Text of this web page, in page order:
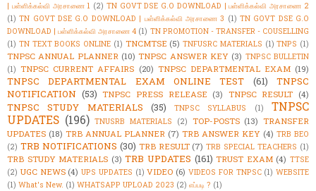
| பள்ளிக்கல்வி அரசாணை 1 (2) TN GOVT DSE G.O DOWNLOAD | பள்ளிக்கல்வி அரசாணை 2
(1) TN GOVT DSE G.O DOWNLOAD | பள்ளிக்கல்வி அரசாணை 3 (1) TN GOVT DSE G.O
DOWNLOAD | பள்ளிக்கல்வி அரசாணை 4 (1) TN PROMOTION - TRANSFER - COUSELLING
(1) TN TEXT BOOKS ONLINE (1) TNCMTSE (5) TNFUSRC MATERIALS (1) TNPS (1)
TNPSC ANNUAL PLANNER (10) TNPSC ANSWER KEY (3) TNPSC BULLETIN
(1) TNPSC CURRENT AFFAIRS (20) TNPSC DEPARTMENTAL EXAM (19)
TNPSC DEPARTMENTAL EXAM ONLINE TEST (61)
TNPSC
NOTIFICATION (53) TNPSC PRESS RELEASE (3) TNPSC RESULT (4)
TNPSC STUDY MATERIALS (35) TNPSC SYLLABUS (1)
TNPSC
UPDATES (196) TNUSRB MATERIALS (2) TOP-POSTS (13) TRANSFER
UPDATES (18) TRB ANNUAL PLANNER (7) TRB ANSWER KEY (4) TRB BEO
(2) TRB NOTIFICATIONS (30) TRB RESULT (7) TRB SPECIAL TEACHERS (1)
TRB STUDY MATERIALS (3) TRB UPDATES (161) TRUST EXAM (4) TTSE
(2) UGC NEWS (4) UPS UPDATES (1) VIDEO (6) VIDEOS FOR TNPSC (1) WEBSITE
(1) What's New. (1) WHATSAPP UPLOAD 2023 (2) எப்படி ? (1)